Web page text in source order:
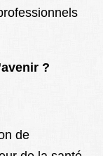
?
de